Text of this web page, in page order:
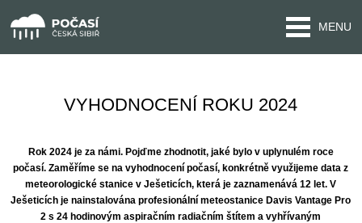
MENU
VYHODNOCENÍ ROKU 2024
Rok 2024 je za námi. Pojďme zhodnotit, jaké bylo v uplynulém roce
počasí. Zaměříme se na vyhodnocení počasí, konkrétně využijeme data z
meteorologické stanice v Ješeticích, která je zaznamenává 12 let. V
Ješeticích je nainstalována profesionální meteostanice Davis Vantage Pro
2 s 24 hodinovým aspiračním radiačním štítem a vyhřívaným